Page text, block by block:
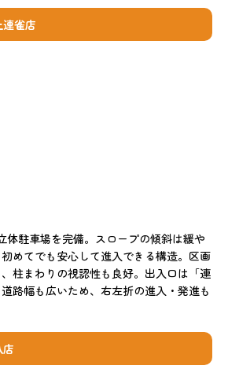
雀店
体駐車場を完備。スロープの傾斜は緩や
めてでも安心して進入できる構造。区画
柱まわりの視認性も良好。出入口は「連
路幅も広いため、右左折の進入・発進も
店